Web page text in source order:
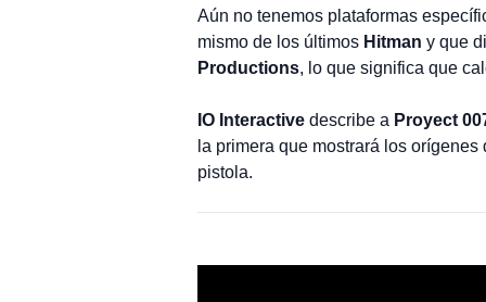
Aún no tenemos plataformas
mismo de los últimos Hitman y que
Productions, lo que significa que
IO Interactive describe a Proyect
la primera que mostrará los
pistola.